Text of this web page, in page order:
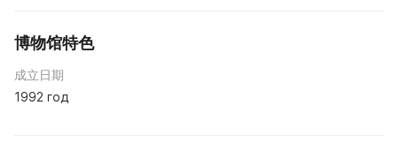
博物馆特色
成立日期
1992 год